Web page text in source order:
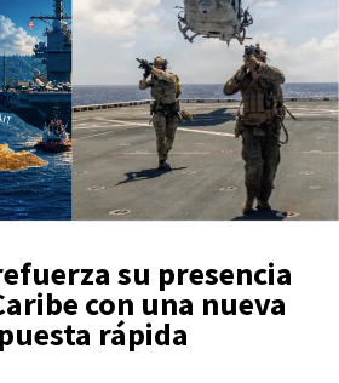
su presencia
con una nueva
rápida